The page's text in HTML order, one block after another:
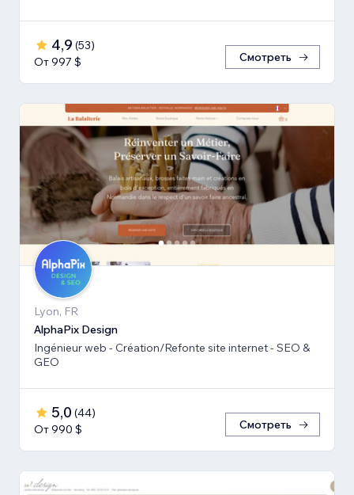
4,9 (53)
От 997 $
Смотреть
Lyon, FR
AlphaPix Design
Ingénieur web - Création/Refonte site internet - SEO &
GEO
5,0 (44)
От 990 $
Смотреть